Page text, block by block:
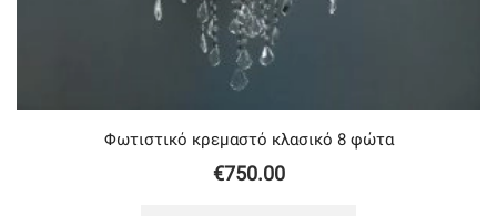
Φωτιστικό κρεμαστό κλασικό 8 φώτα
€750.00